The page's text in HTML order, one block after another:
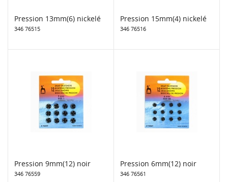
Pression 13mm(6) nickelé
346 76515
Pression 15mm(4) nickelé
346 76516
Pression 9mm(12) noir
346 76559
Pression 6mm(12) noir
346 76561